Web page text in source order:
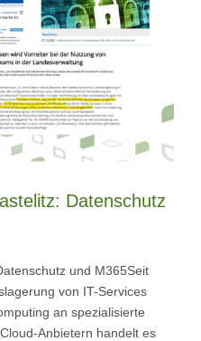
Datenschutz
und M365Seit
von IT-Services
an spezialisierte
Anbietern handelt es